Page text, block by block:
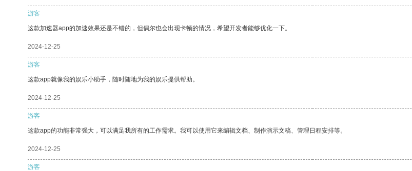
游客
这款加速器app的加速效果还是不错的，但偶尔也会出现卡顿的情况，希望开发者能够优化一下。
2024-12-25
游客
这款app就像我的娱乐小助手，随时随地为我的娱乐提供帮助。
2024-12-25
游客
这款app的功能非常强大，可以满足我所有的工作需求。我可以使用它来编辑文档、制作演示文稿、管理日程安排等。
2024-12-25
游客